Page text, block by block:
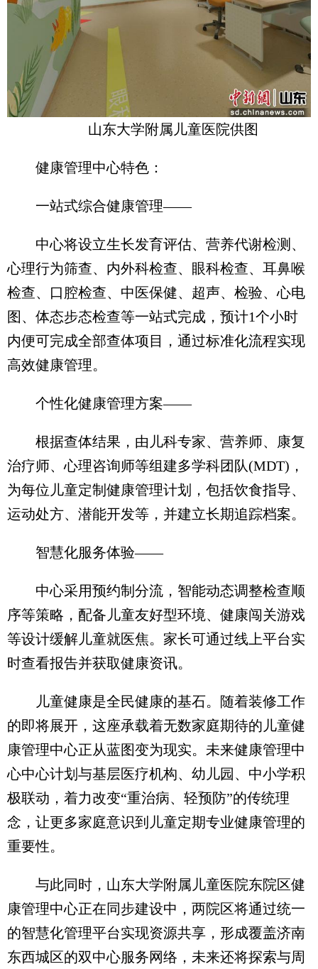
山东大学附属儿童医院供图
健康管理中心特色：
一站式综合健康管理——
中心将设立生长发育评估、营养代谢检测、
心理行为筛查、内外科检查、眼科检查、耳鼻喉
检查、口腔检查、中医保健、超声、检验、心电
图、体态步态检查等一站式完成，预计1个小时
内便可完成全部查体项目，通过标准化流程实现
高效健康管理。
个性化健康管理方案——
根据查体结果，由儿科专家、营养师、康复
治疗师、心理咨询师等组建多学科团队(MDT)，
为每位儿童定制健康管理计划，包括饮食指导、
运动处方、潜能开发等，并建立长期追踪档案。
智慧化服务体验——
中心采用预约制分流，智能动态调整检查顺
序等策略，配备儿童友好型环境、健康闯关游戏
等设计缓解儿童就医焦。家长可通过线上平台实
时查看报告并获取健康资讯。
儿童健康是全民健康的基石。随着装修工作
的即将展开，这座承载着无数家庭期待的儿童健
康管理中心正从蓝图变为现实。未来健康管理中
心中心计划与基层医疗机构、幼儿园、中小学积
极联动，着力改变“重治病、轻预防”的传统理
念，让更多家庭意识到儿童定期专业健康管理的
重要性。
与此同时，山东大学附属儿童医院东院区健
康管理中心正在同步建设中，两院区将通过统一
的智慧化管理平台实现资源共享，形成覆盖济南
东西城区的双中心服务网络，未来还将探索与周